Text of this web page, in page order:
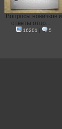
Вопросы новичков и
ответы отцо...
16201 | 5